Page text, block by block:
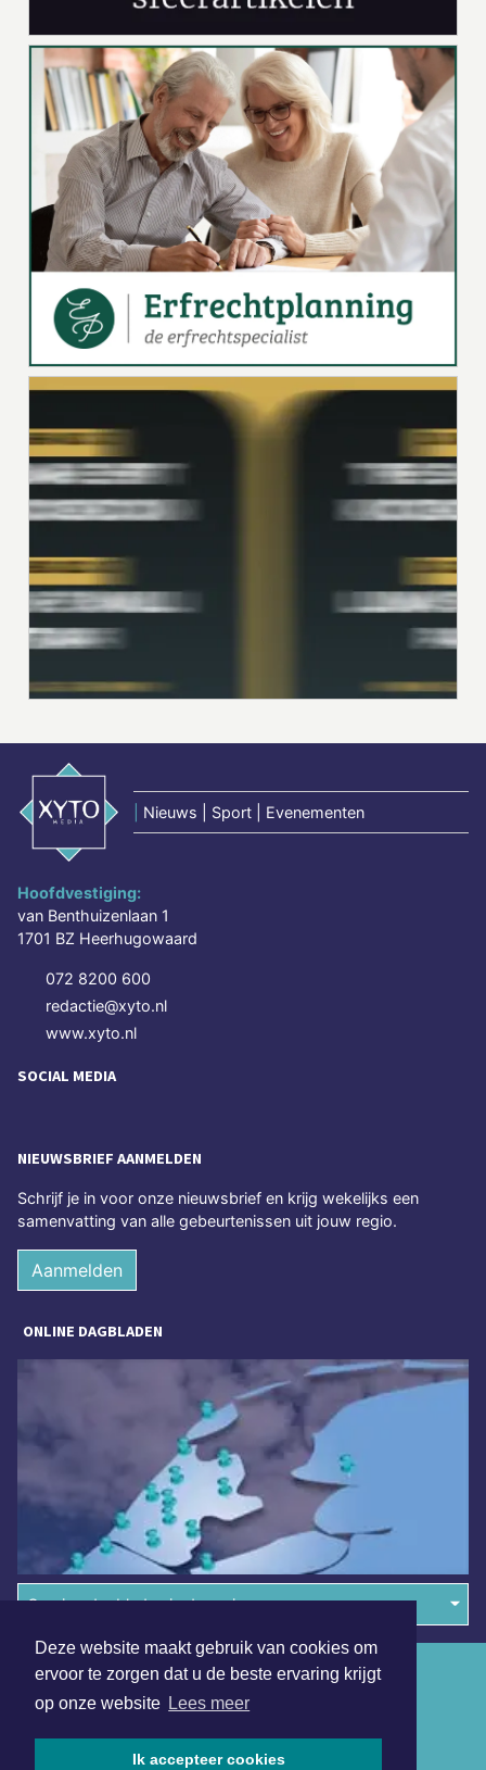
Deze website maakt gebruik van cookies om
ervoor te zorgen dat u de beste ervaring krijgt
op onze website Lees meer
Ik accepteer cookies
Nieuws | Sport | Evenementen
Hoofdvestiging:
van Benthuizenlaan 1
1701 BZ Heerhugowaard
072 8200 600
redactie@xyto.nl
www.xyto.nl
SOCIAL MEDIA
NIEUWSBRIEF AANMELDEN
Schrijf je in voor onze nieuwsbrief en krijg wekelijks een
samenvatting van alle gebeurtenissen uit jouw regio.
Aanmelden
ONLINE DAGBLADEN
Overige dagbladen in de regio
Algemene voorwaarden
Disclaimer